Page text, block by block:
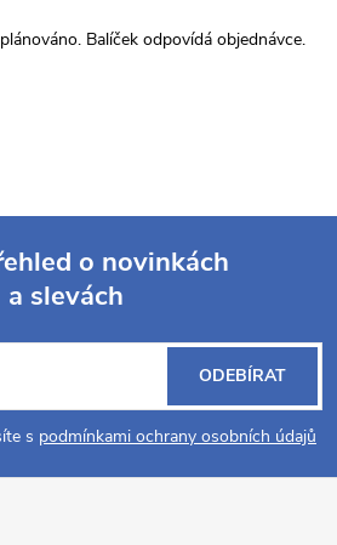
Balíček odpovídá objednávce.
o novinkách
a slevách
s podmínkami ochrany osobních údajů
ODEBÍRAT